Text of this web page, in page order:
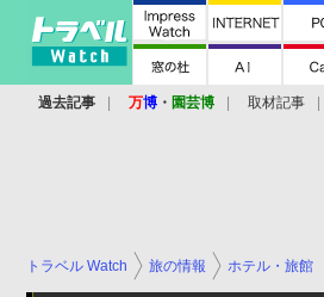
過去記事 万博 ・ 園芸博 取材記事
トラベル Watch 旅の情報 ホテル・旅館